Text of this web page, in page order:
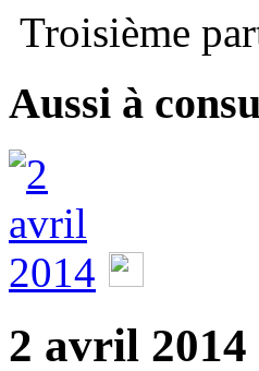
Troisième
Aussi à
2 avril 2014